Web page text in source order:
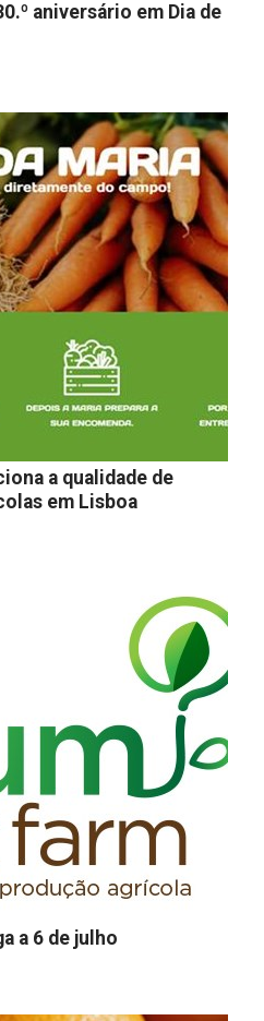
aniversário em Dia de
a qualidade de
em Lisboa
a 6 de julho